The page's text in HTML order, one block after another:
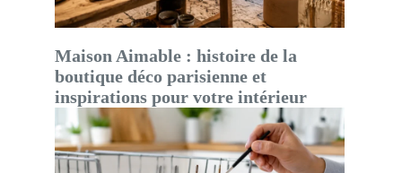
Maison Aimable : histoire de la
boutique déco parisienne et
inspirations pour votre intérieur